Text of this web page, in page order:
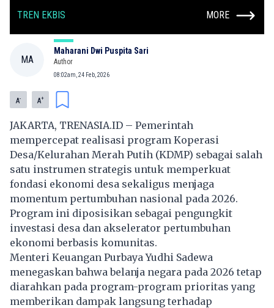
TREN EKBIS MORE
MA
Maharani Dwi Puspita Sari
Author
08:02am, 24 Feb, 2026
A- A+
JAKARTA, TRENASIA.ID – Pemerintah
mempercepat realisasi program Koperasi
Desa/Kelurahan Merah Putih (KDMP) sebagai salah
satu instrumen strategis untuk memperkuat
fondasi ekonomi desa sekaligus menjaga
momentum pertumbuhan nasional pada 2026.
Program ini diposisikan sebagai pengungkit
investasi desa dan akselerator pertumbuhan
ekonomi berbasis komunitas.
Menteri Keuangan Purbaya Yudhi Sadewa
menegaskan bahwa belanja negara pada 2026 tetap
diarahkan pada program-program prioritas yang
memberikan dampak langsung terhadap